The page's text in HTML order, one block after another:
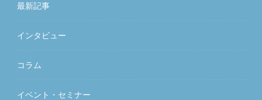
最新記事
インタビュー
コラム
イベント・セミナー